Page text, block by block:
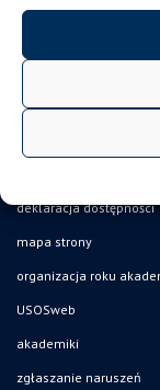
deklaracja dostępności
mapa strony
organizacja roku
USOSweb
akademiki
zgłaszanie naruszeń